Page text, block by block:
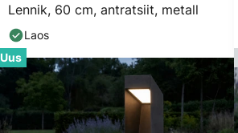
Lennik, 60 cm, antratsiit, metall
Laos
Uus